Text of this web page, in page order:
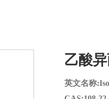
乙酸
英文名称